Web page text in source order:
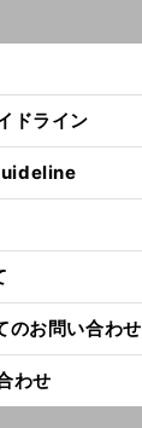
ドライン
お問い合わせ
わせ